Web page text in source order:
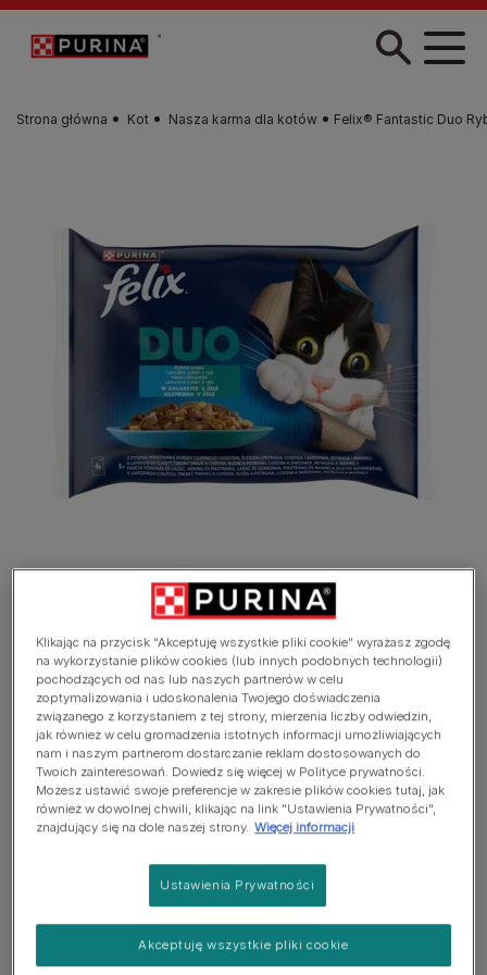
Przejdź do treści
Strona główna Kot Nasza karma dla kotów Felix® Fantastic Duo
Felix® Fantastic Duo Rybne Smaki w
galaretce
Jeszcze nie dodano głosów
Dostępne rozmiary: 4x85g
Z łososiem i sardynką
Ze śledziem i pstrągiem
Z pstrągiem i makrela
Klikając na przycisk “Akceptuję wszystkie pliki cookie” wyrażasz zgodę
na wykorzystanie plików cookies (lub innych podobnych technologii)
pochodzących od nas lub naszych partnerów w celu
zoptymalizowania i udoskonalenia Twojego doświadczenia
związanego z korzystaniem z tej strony, mierzenia liczby odwiedzin,
jak również w celu gromadzenia istotnych informacji umożliwiających
nam i naszym partnerom dostarczanie reklam dostosowanych do
Twoich zainteresowań. Dowiedz się więcej w Polityce prywatności.
Możesz ustawić swoje preferencje w zakresie plików cookies tutaj, jak
również w dowolnej chwili, klikając na link "Ustawienia Prywatności",
znajdujący się na dole naszej strony. Więcej informacji
Ustawienia Prywatności
Akceptuję wszystkie pliki cookie